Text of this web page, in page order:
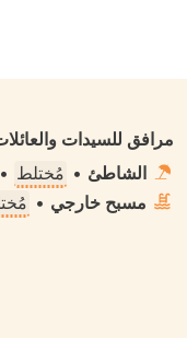
مرافق للسيدات
الشاطئ • مُختلط •
مسبح خارجي •